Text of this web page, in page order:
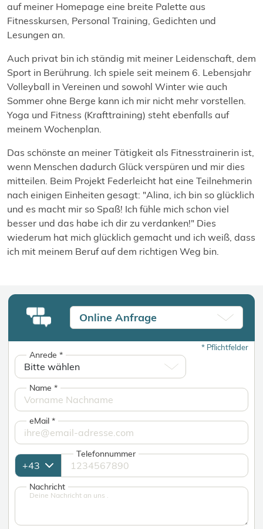
auf meiner Homepage eine breite Palette aus
Fitnesskursen, Personal Training, Gedichten und
Lesungen an.
Auch privat bin ich ständig mit meiner Leidenschaft, dem
Sport in Berührung. Ich spiele seit meinem 6. Lebensjahr
Volleyball in Vereinen und sowohl Winter wie auch
Sommer ohne Berge kann ich mir nicht mehr vorstellen.
Yoga und Fitness (Krafttraining) steht ebenfalls auf
meinem Wochenplan.
Das schönste an meiner Tätigkeit als Fitnesstrainerin ist,
wenn Menschen dadurch Glück verspüren und mir dies
mitteilen. Beim Projekt Federleicht hat eine Teilnehmerin
nach einigen Einheiten gesagt: "Alina, ich bin so glücklich
und es macht mir so Spaß! Ich fühle mich schon viel
besser und das habe ich dir zu verdanken!" Dies
wiederum hat mich glücklich gemacht und ich weiß, dass
ich mit meinem Beruf auf dem richtigen Weg bin.
Online Anfrage
*Pflichtfelder
Anrede*
Name*
eMail*
Telefonnummer
Nachricht